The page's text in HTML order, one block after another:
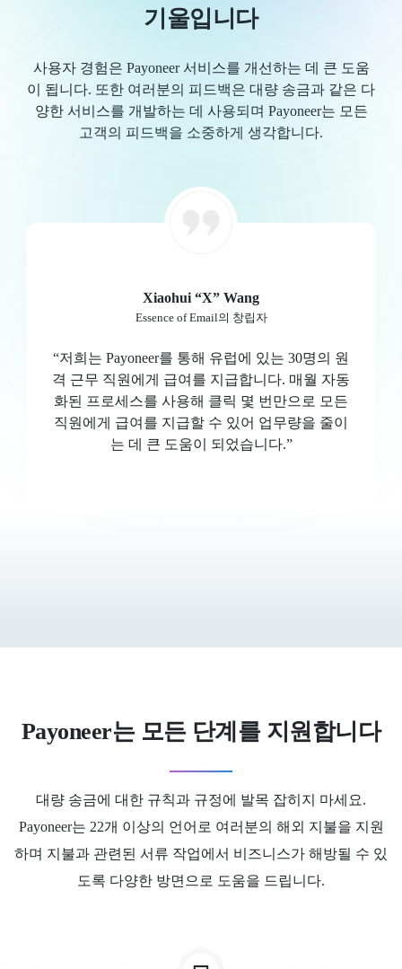
기울입니다
사용자 경험은 Payoneer 서비스를 개선하는 데 큰 도움
이 됩니다. 또한 여러분의 피드백은 대량 송금과 같은 다
양한 서비스를 개발하는 데 사용되며 Payoneer는 모든
고객의 피드백을 소중하게 생각합니다.
Xiaohui “X” Wang
Essence of Email의 창립자
“저희는 Payoneer를 통해 유럽에 있는 30명의 원
격 근무 직원에게 급여를 지급합니다. 매월 자동
화된 프로세스를 사용해 클릭 몇 번만으로 모든
직원에게 급여를 지급할 수 있어 업무량을 줄이
는 데 큰 도움이 되었습니다.”
Payoneer는 모든 단계를 지원합니다
대량 송금에 대한 규칙과 규정에 발목 잡히지 마세요.
Payoneer는 22개 이상의 언어로 여러분의 해외 지불을 지원
하며 지불과 관련된 서류 작업에서 비즈니스가 해방될 수 있
도록 다양한 방면으로 도움을 드립니다.